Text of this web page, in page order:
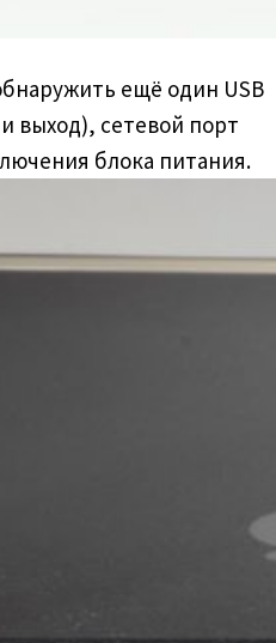
ещё один USB
выход), сетевой порт
блока питания.